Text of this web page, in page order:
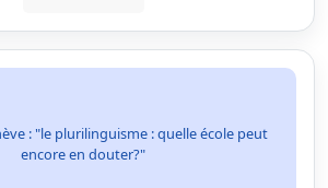
: "le plurilinguisme : quelle école peut
encore en douter?"